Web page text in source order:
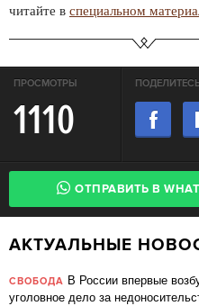
читайте в специальном
ПРОСМОТРЫ
1110
ОТПРАВИТЬ В
АКТУАЛЬНЫЕ
СВОБОДА В России впервые
уголовное дело за